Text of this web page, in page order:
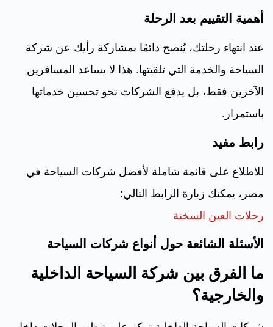
أهمية التقييم بعد الرحلة
عند انتهاء رحلتك، يُنصح دائمًا بمشاركة رأيك عن شركة
السياحة والخدمة التي تلقيتها. هذا لا يساعد المسافرين
الآخرين فقط، بل يدفع الشركات نحو تحسين خدماتها
باستمرار.
رابط مفيد
للاطلاع على قائمة شاملة لأفضل شركات السياحة في
مصر، يمكنك زيارة الرابط التالي:
رحلات العين السخنة
الأسئلة الشائعة حول أنواع شركات السياحة
ما الفرق بين شركة السياحة الداخلية
والخارجية؟